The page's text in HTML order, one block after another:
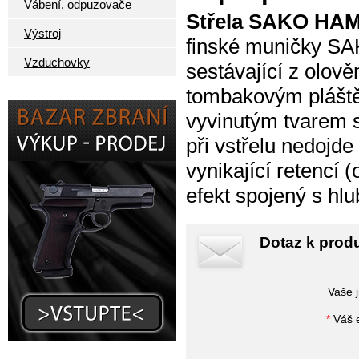
Vábení, odpuzovače
Výstroj
Vzduchovky
Střela SAKO
finské muničky
sestávající z
tombakovým
vyvinutým tvarem
při vstřelu
vynikající retencí
efekt spojený s
Dotaz k
Vaše
* Váš